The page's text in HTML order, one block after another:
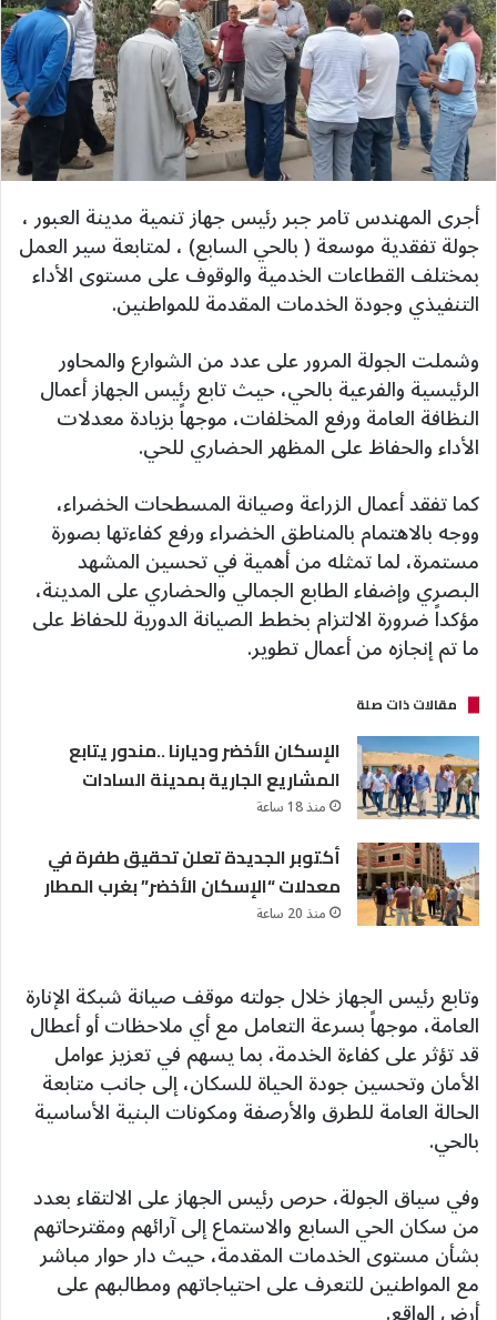
أجرى المهندس تامر جبر رئيس جهاز تنمية مدينة العبور ،
جولة تفقدية موسعة ( بالحي السابع) ، لمتابعة سير العمل
بمختلف القطاعات الخدمية والوقوف على مستوى الأداء
التنفيذي وجودة الخدمات المقدمة للمواطنين.
وشملت الجولة المرور على عدد من الشوارع والمحاور
الرئيسية والفرعية بالحي، حيث تابع رئيس الجهاز أعمال
النظافة العامة ورفع المخلفات، موجهاً بزيادة معدلات
الأداء والحفاظ على المظهر الحضاري للحي.
كما تفقد أعمال الزراعة وصيانة المسطحات الخضراء،
ووجه بالاهتمام بالمناطق الخضراء ورفع كفاءتها بصورة
مستمرة، لما تمثله من أهمية في تحسين المشهد
البصري وإضفاء الطابع الجمالي والحضاري على المدينة،
مؤكداً ضرورة الالتزام بخطط الصيانة الدورية للحفاظ على
ما تم إنجازه من أعمال تطوير.
مقالات ذات صلة
الإسكان الأخضر وديارنا ..مندور يتابع
المشاريع الجارية بمدينة السادات
منذ 18 ساعة
أكتوبر الجديدة تعلن تحقيق طفرة في
معدلات “الإسكان الأخضر” بغرب المطار
منذ 20 ساعة
وتابع رئيس الجهاز خلال جولته موقف صيانة شبكة الإنارة
العامة، موجهاً بسرعة التعامل مع أي ملاحظات أو أعطال
قد تؤثر على كفاءة الخدمة، بما يسهم في تعزيز عوامل
الأمان وتحسين جودة الحياة للسكان، إلى جانب متابعة
الحالة العامة للطرق والأرصفة ومكونات البنية الأساسية
بالحي.
وفي سياق الجولة، حرص رئيس الجهاز على الالتقاء بعدد
من سكان الحي السابع والاستماع إلى آرائهم ومقترحاتهم
بشأن مستوى الخدمات المقدمة، حيث دار حوار مباشر
مع المواطنين للتعرف على احتياجاتهم ومطالبهم على